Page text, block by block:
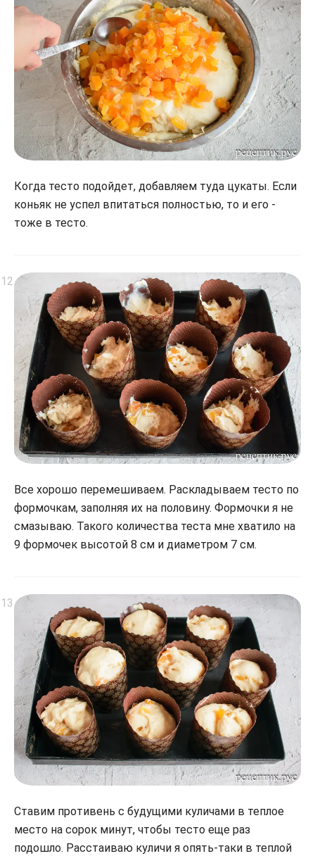
Когда тесто подойдет, добавляем туда цукаты. Если
коньяк не успел впитаться полностью, то и его -
тоже в тесто.
Все хорошо перемешиваем. Раскладываем тесто по
формочкам, заполняя их на половину. Формочки я не
смазываю. Такого количества теста мне хватило на
9 формочек высотой 8 см и диаметром 7 см.
Ставим противень с будущими куличами в теплое
место на сорок минут, чтобы тесто еще раз
подошло. Расстаиваю куличи я опять-таки в теплой